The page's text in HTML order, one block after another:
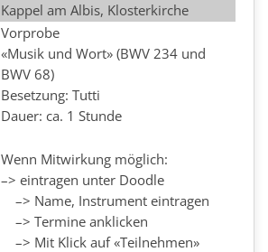
Kappel am Albis, Klosterkirche
Vorprobe
«Musik und Wort» (BWV 234 und
BWV 68)
Besetzung: Tutti
Dauer: ca. 1 Stunde
Wenn Mitwirkung möglich:
–> eintragen unter Doodle
–> Name, Instrument eintragen
–> Termine anklicken
–> Mit Klick auf «Teilnehmen»